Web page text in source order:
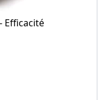
Efficacité